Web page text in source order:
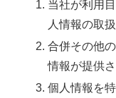
当社が利用
人情報の取
合併その他
情報が提供
個人情報を